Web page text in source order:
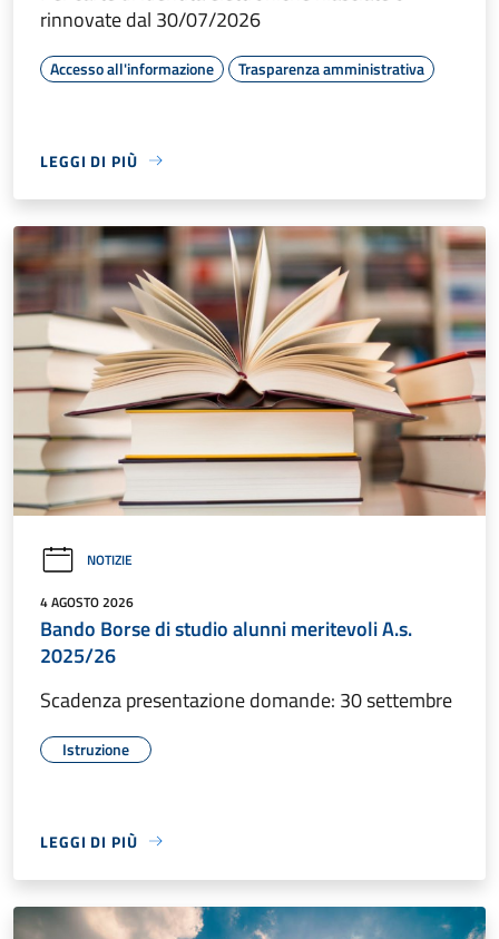
rinnovate dal 30/07/2026
Accesso all'informazione Trasparenza amministrativa
LEGGI DI PIÙ
NOTIZIE
4 AGOSTO 2026
Bando Borse di studio alunni meritevoli A.s.
2025/26
Scadenza presentazione domande: 30 settembre
Istruzione
LEGGI DI PIÙ